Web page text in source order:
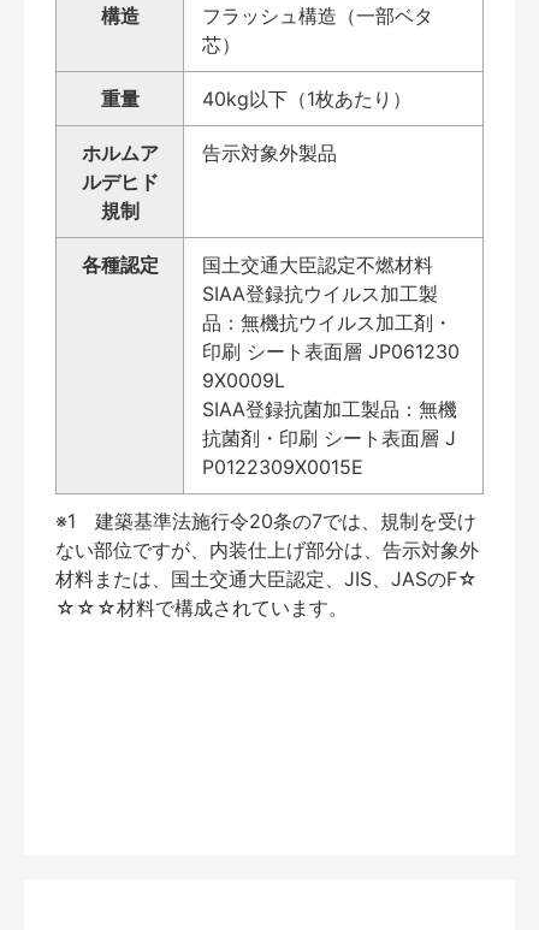
構造
フラッシュ構造（一部ベタ
芯）
重量 40kg以下（1枚あたり）
ホルムア
ルデヒド
規制
告示対象外製品
各種認定
国土交通大臣認定不燃材料
SIAA登録抗ウイルス加工製
品：無機抗ウイルス加工剤・
印刷 シート表面層 JP061230
9X0009L
SIAA登録抗菌加工製品：無機
抗菌剤・印刷 シート表面層 J
P0122309X0015E
※1 建築基準法施行令20条の7では、規制を受け
ない部位ですが、内装仕上げ部分は、告示対象外
材料または、国土交通大臣認定、JIS、JASのF☆
☆☆☆材料で構成されています。